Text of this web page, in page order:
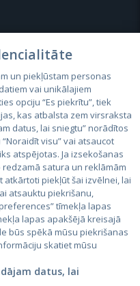
un piekļūstam personas
vai unikālajiem
opciju “Es piekrītu”, tiek
kas atbalsta zem virsraksta
datus, lai sniegtu” norādītos
visu” vai atsaucot
atspējotas. Ja izsekošanas
satura un reklāmām
atkārtoti piekļūt šai izvēlnei, lai
atsauktu piekrišanu,
tīmekļa lapas
lapas apakšējā kreisajā
būs spēkā mūsu piekrišanas
skatiet mūsu
datus, lai